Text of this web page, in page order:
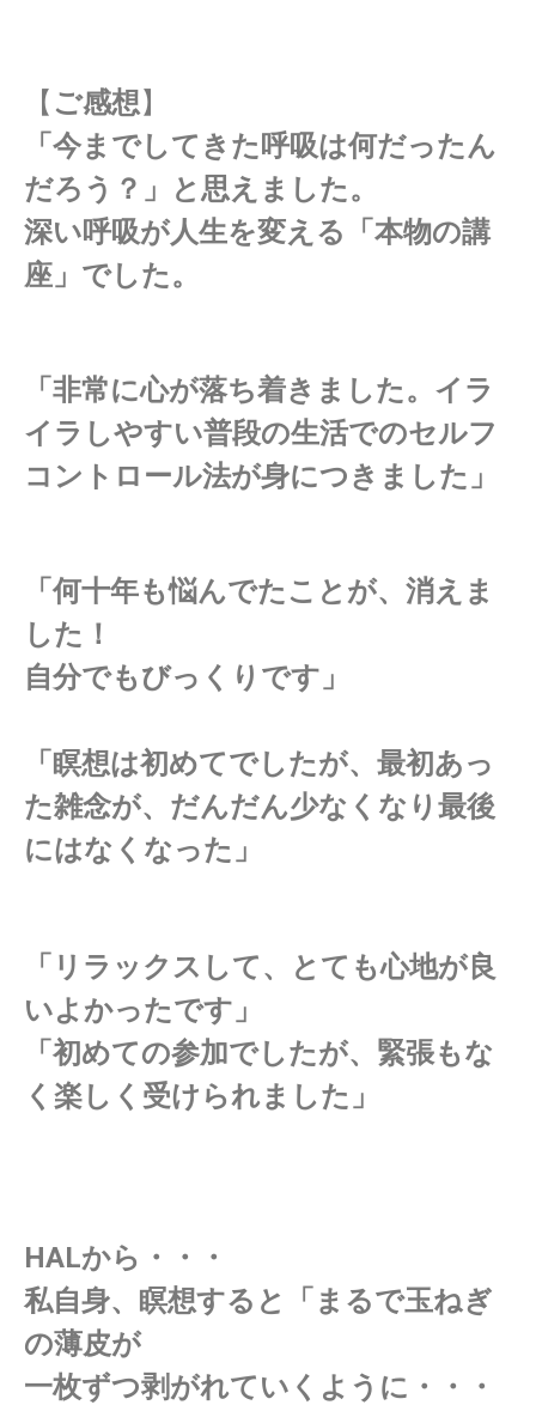
【 ご感想】
「今までしてきた呼吸は何だったん
だろう？」と思えました。
深い呼吸が人生を変える「本物の講
座」でした。
「 非常に心が落ち着きました。イラ
イラしやすい普段の生活でのセルフ
コントロール法が身につきました」
「何十年も悩んでたことが、消えま
した！
自分でもびっくりです」
「瞑想は初めてでしたが、最初あっ
た雑念が、だんだん少なくなり最後
にはなくなった」
「リラックスして、とても心地が良
いよかったです」
「初めての参加でしたが、緊張もな
く楽しく受けられました」
HALから・・・
私自身、瞑想すると「まるで玉ねぎ
の薄皮が
一枚ずつ剥がれていくように・・・